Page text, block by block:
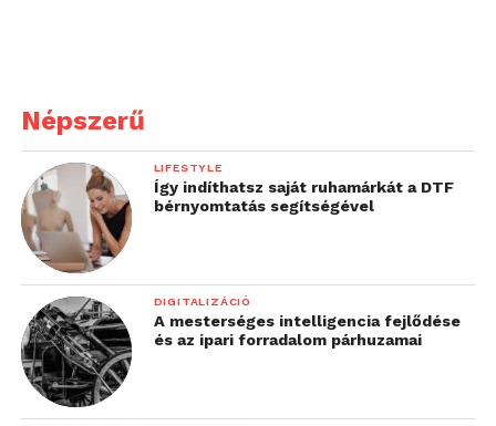
Népszerű
LIFESTYLE
Így indíthatsz saját ruhamárkát a DTF
bérnyomtatás segítségével
DIGITALIZÁCIÓ
A mesterséges intelligencia fejlődése
és az ipari forradalom párhuzamai